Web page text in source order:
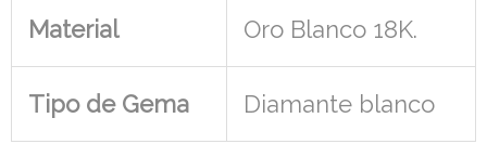
Material Oro Blanco 18K.
Tipo de Gema Diamante blanco